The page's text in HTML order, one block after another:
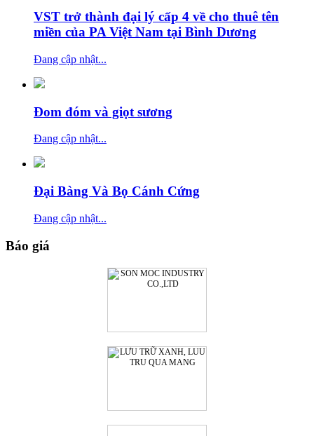
VST trở thành đại lý cấp 4 về cho thuê tên
miền của PA Việt Nam tại Bình Dương
Đang cập nhật...
Đom đóm và giọt sương
Đang cập nhật...
Đại Bàng Và Bọ Cánh Cứng
Đang cập nhật...
Báo giá